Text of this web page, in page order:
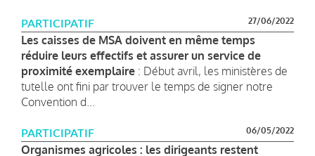
PARTICIPATIF 27/06/2022
Les caisses de MSA doivent en même temps
réduire leurs effectifs et assurer un service de
proximité exemplaire : Début avril, les ministères de
tutelle ont fini par trouver le temps de signer notre
Convention d...
PARTICIPATIF 06/05/2022
Organismes agricoles : les dirigeants restent